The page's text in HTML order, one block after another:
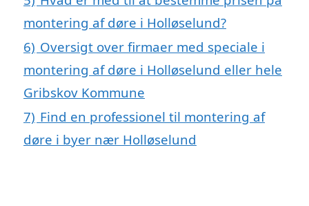
montering af døre i Holløselund?
6) Oversigt over firmaer med speciale i
montering af døre i Holløselund eller hele
Gribskov Kommune
7) Find en professionel til montering af
døre i byer nær Holløselund